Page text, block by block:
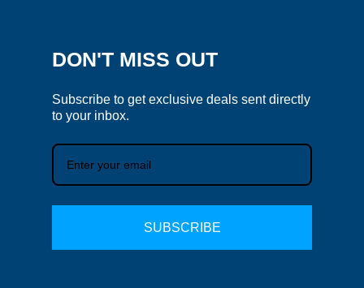
DON'T MISS OUT
Subscribe to get exclusive deals sent directly
to your inbox.
SUBSCRIBE